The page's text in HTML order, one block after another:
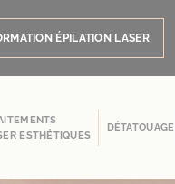
ÉPILATION LASER
ESTHÉTIQUES
DÉTATOUAGE